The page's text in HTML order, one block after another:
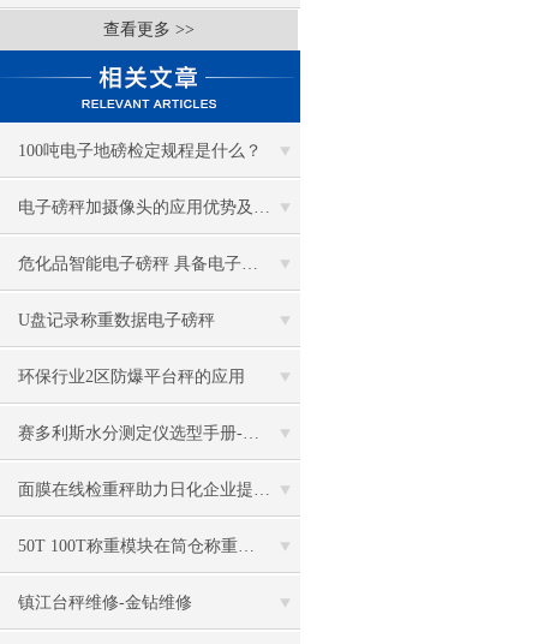
查看更多 >>
100吨电子地磅检定规程是什么？
电子磅秤加摄像头的应用优势及应用场景
危化品智能电子磅秤 具备电子登记、申报功能、二维码标签打印功能
U盘记录称重数据电子磅秤
环保行业2区防爆平台秤的应用
赛多利斯水分测定仪选型手册-苏州金钻
面膜在线检重秤助力日化企业提高产品合格率
50T 100T称重模块在筒仓称重的应用
镇江台秤维修-金钻维修